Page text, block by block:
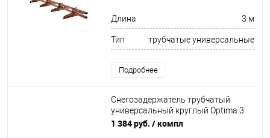
Длина 3 м
Тип трубчатые универсальные
Подробнее
Снегозадержатель трубчатый
универсальный круглый Optima 3
кронштейна
1 384 руб. / компл